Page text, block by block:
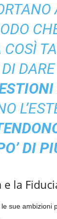
COSÌ
DI
e la
sue ambizioni